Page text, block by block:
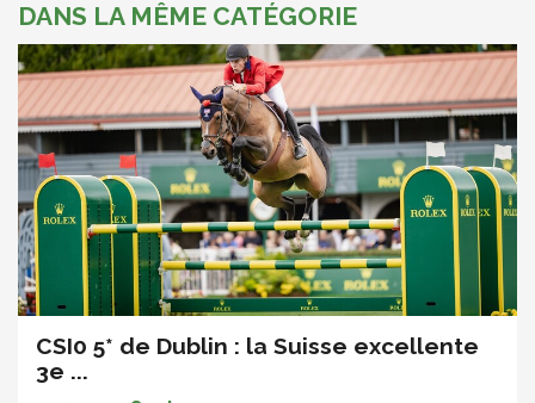
DANS LA MÊME CATÉGORIE
CSI0 5* de Dublin : la Suisse excellente
3e ...